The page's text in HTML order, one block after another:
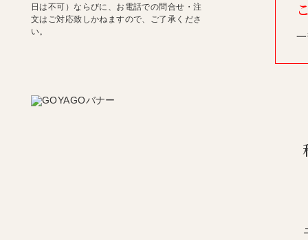
日は不可）ならびに、お電話での問合せ・注
文はご対応致しかねますので、ご了承くださ
い。